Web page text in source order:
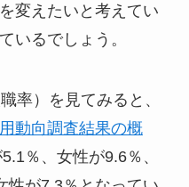
変えたいと考えてい
いるでしょう。
率）を見てみると、
動向調査結果の概
％、女性が9.6％、